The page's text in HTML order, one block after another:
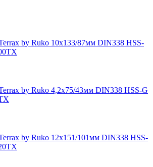
by Ruko 10x133/87мм DIN338 HSS-
by Ruko 4,2x75/43мм DIN338 HSS-G
by Ruko 12x151/101мм DIN338 HSS-